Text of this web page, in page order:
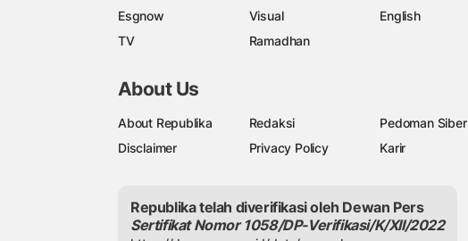
Esgnow
Visual
English
TV
Ramadhan
About Us
About Republika Redaksi
Pedoman Siber
Disclaimer
Privacy Policy Karir
Republika telah diverifikasi oleh Dewan Pers
Sertifikat Nomor 1058/DP-Verifikasi/K/XII/2022